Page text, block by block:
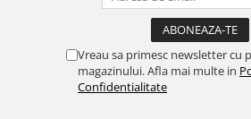
Vreau sa primesc newsletter cu
magazinului. Afla mai multe in
Confidentialitate